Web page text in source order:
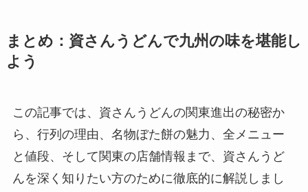
まとめ：資さんうどんで九州の味を堪能し
よう
この記事では、資さんうどんの関東進出の秘密か
ら、行列の理由、名物ぼた餅の魅力、全メニュー
と値段、そして関東の店舗情報まで、資さんうど
んを深く知りたい方のために徹底的に解説しまし